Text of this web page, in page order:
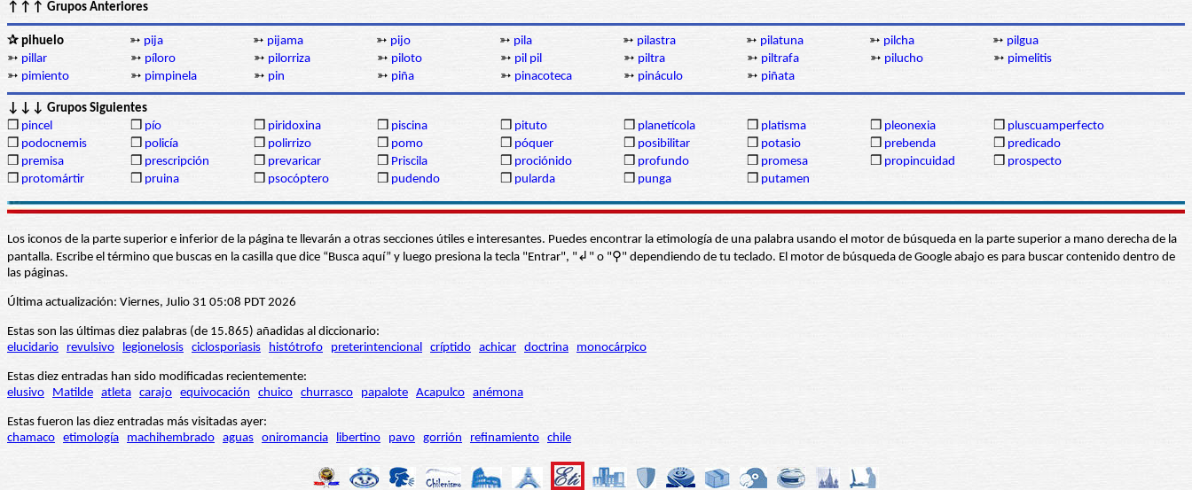
↑↑↑ Grupos Anteriores
✰ pihuelo ➳ pija ➳ pijama ➳ pijo ➳ pila ➳ pilastra ➳ pilatuna ➳ pilcha ➳ pilgua
➳ pillar ➳ píloro ➳ pilorriza ➳ piloto ➳ pil pil ➳ piltra ➳ piltrafa ➳ pilucho ➳ pimelitis
➳ pimiento ➳ pimpinela ➳ pin ➳ piña ➳ pinacoteca ➳ pináculo ➳ piñata
↓↓↓ Grupos Siguientes
❒ pincel ❒ pío ❒ piridoxina ❒ piscina ❒ pituto ❒ planetícola ❒ platisma ❒ pleonexia ❒ pluscuamperfecto
❒ podocnemis ❒ policía ❒ polirrizo ❒ pomo ❒ póquer ❒ posibilitar ❒ potasio ❒ prebenda ❒ predicado
❒ premisa ❒ prescripción ❒ prevaricar ❒ Priscila ❒ prociónido ❒ profundo ❒ promesa ❒ propincuidad ❒ prospecto
❒ protomártir ❒ pruina ❒ psocóptero ❒ pudendo ❒ pularda ❒ punga ❒ putamen
Los iconos de la parte superior e inferior de la página te llevarán a otras secciones útiles e interesantes. Puedes encontrar la etimología de una palabra usando el motor de búsqueda en la parte superior a mano derecha de la
pantalla. Escribe el término que buscas en la casilla que dice “Busca aquí” y luego presiona la tecla "Entrar", "↲" o "⚲" dependiendo de tu teclado. El motor de búsqueda de Google abajo es para buscar contenido dentro de
las páginas.
Última actualización: Viernes, Julio 31 05:08 PDT 2026
Estas son las últimas diez palabras (de 15.865) añadidas al diccionario:
elucidario
revulsivo legionelosis ciclosporiasis histótrofo preterintencional críptido achicar doctrina monocárpico
Estas diez entradas han sido modificadas recientemente:
elusivo
Matilde atleta carajo equivocación chuico churrasco papalote Acapulco anémona
Estas fueron las diez entradas más visitadas ayer:
chamaco etimología machihembrado aguas oniromancia libertino pavo gorrión refinamiento chile